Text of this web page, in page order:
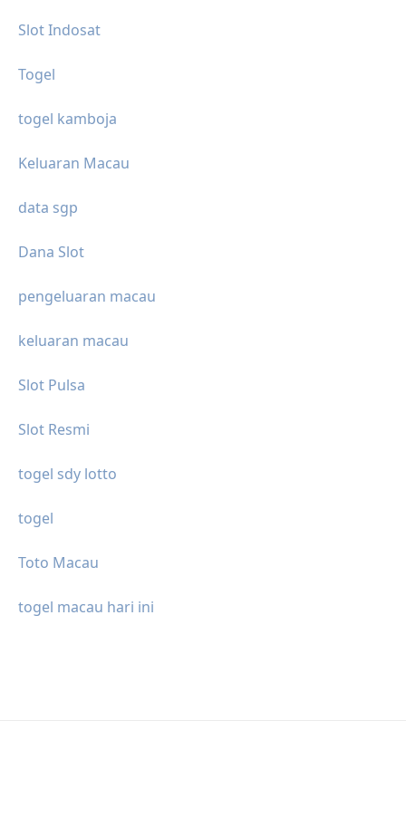
Slot Indosat
Togel
togel kamboja
Keluaran Macau
data sgp
Dana Slot
pengeluaran macau
keluaran macau
Slot Pulsa
Slot Resmi
togel sdy lotto
togel
Toto Macau
togel macau hari ini